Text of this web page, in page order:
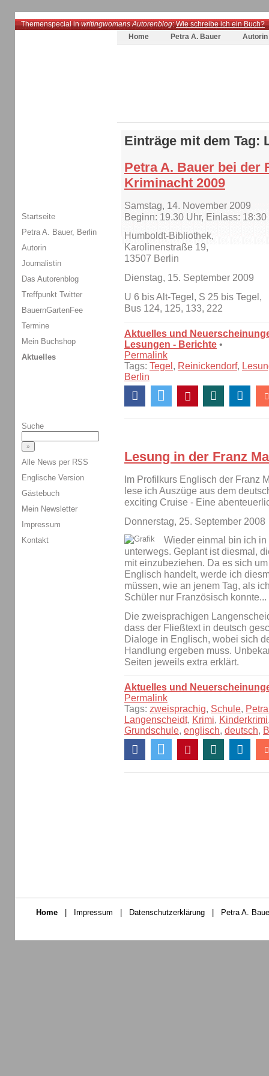
Themenspecial inwritingwomans Autorenblog:Wie schreibe ich ein Buch?
Home
Petra A. Bauer Autorin
Einträge mit dem Tag:
Petra A. Bauer bei der
Kriminacht 2009
Samstag, 14. November 2009
Beginn: 19.30 Uhr, Einlass: 18:30
Humboldt-Bibliothek,
Karolinenstraße 19,
13507 Berlin
Dienstag, 15. September 2009
U 6 bis Alt-Tegel, S 25 bis Tegel,
Bus 124, 125, 133, 222
Aktuelles und
Lesungen - Berichte •
Permalink
Tags: Tegel , Reinickendorf,
Berlin
Lesung in der Franz
Im Profilkurs Englisch der Franz
lese ich Auszüge aus dem
exciting Cruise - Eine
Donnerstag, 25. September 2008
Wieder einmal bin ich
unterwegs. Geplant ist diesmal,
mit einzubeziehen. Da es sich
Englisch handelt, werde ich
müssen, wie an jenem Tag, als
Schüler nur Französisch konnte...
Die zweisprachigen
dass der Fließtext in deutsch
Dialoge in Englisch, wobei sich
Handlung ergeben muss.
Seiten jeweils extra erklärt.
Aktuelles und
Permalink
Tags: zweisprachig, Schule,
Langenscheidt, Krimi, Kinderkrimi
Grundschule, englisch, deutsch,
Startseite
Petra A. Bauer, Berlin
Autorin
Journalistin
Das Autorenblog
Treffpunkt Twitter
BauernGartenFee
Termine
Mein Buchshop
Aktuelles
Suche
Alle News per RSS
Englische Version
Gästebuch
Mein Newsletter
Impressum
Kontakt
Home | Impressum | Datenschutzerklärung | Petra A.